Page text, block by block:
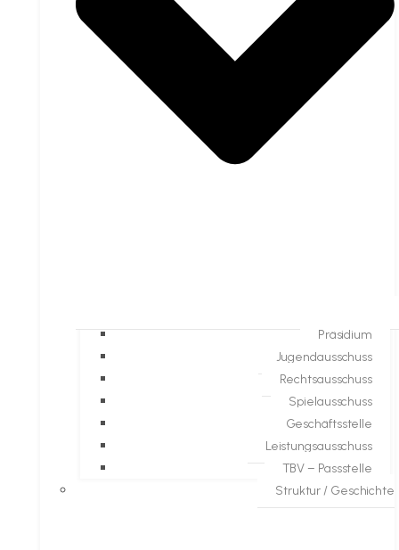
Präsidium
Jugendausschuss
Rechtsausschuss
Spielausschuss
Geschäftsstelle
Leistungsausschuss
TBV – Passstelle
Struktur / Geschichte